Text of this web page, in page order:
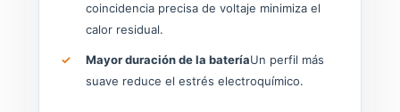
coincidencia precisa de voltaje minimiza el
calor residual.
Mayor duración de la bateríaUn perfil más
suave reduce el estrés electroquímico.